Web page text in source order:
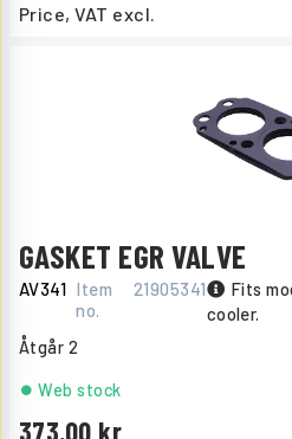
Price, VAT excl.
GASKET EGR VALVE
AV341 Item
no.
21905341
Fits
cooler.
Åtgår 2
373.00
Web stock